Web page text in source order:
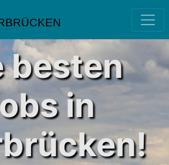
besten
in